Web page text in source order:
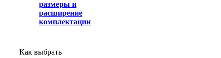
размеры и
расширение
комплектации
Как выбрать